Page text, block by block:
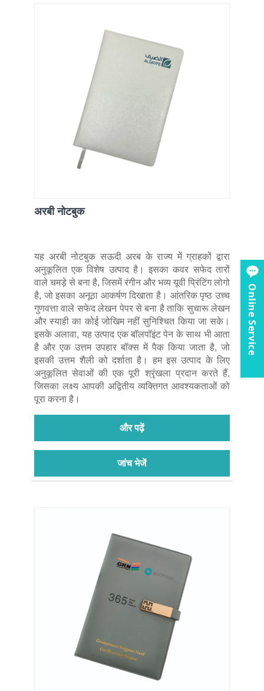
अरबी नोटबुक
यह अरबी नोटबुक सऊदी अरब के राज्य में ग्राहकों द्वारा
अनुकूलित एक विशेष उत्पाद है। इसका कवर सफेद तारों
वाले चमड़े से बना है, जिसमें रंगीन और भव्य यूवी प्रिंटिंग लोगो
है, जो इसका अनूठा आकर्षण दिखाता है। आंतरिक पृष्ठ उच्च
गुणवत्ता वाले सफेद लेखन पेपर से बना है ताकि सुचारू लेखन
और स्याही का कोई जोखिम नहीं सुनिश्चित किया जा सके।
इसके अलावा, यह उत्पाद एक बॉलपॉइंट पेन के साथ भी आता
है और एक उत्तम उपहार बॉक्स में पैक किया जाता है, जो
इसकी उत्तम शैली को दर्शाता है। हम इस उत्पाद के लिए
अनुकूलित सेवाओं की एक पूरी श्रृंखला प्रदान करते हैं,
जिसका लक्ष्य आपकी अद्वितीय व्यक्तिगत आवश्यकताओं को
पूरा करना है।
और पढ़ें
जांच भेजें
Online Service